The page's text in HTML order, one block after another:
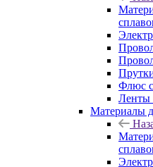
Флюс
Ленты
Материалы